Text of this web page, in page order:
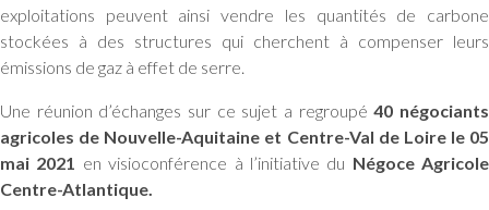
exploitations peuvent ainsi vendre les quantités de carbone
stockées à des structures qui cherchent à compenser leurs
émissions de gaz à effet de serre.
Une réunion d’échanges sur ce sujet a regroupé40 négociants
agricoles de Nouvelle-Aquitaine et Centre-Val de Loire le 05
mai 2021 en visioconférence à l’initiative du Négoce Agricole
Centre-Atlantique.